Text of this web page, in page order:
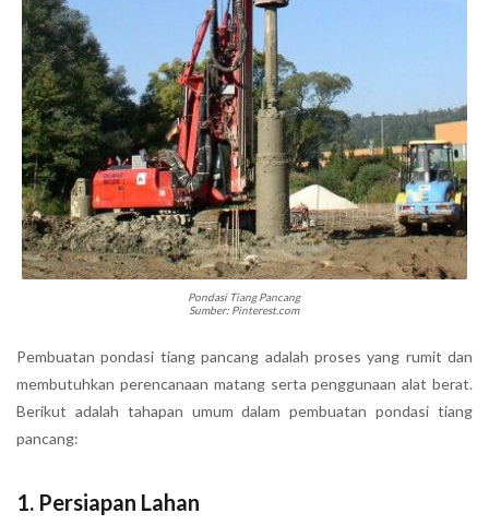
Pondasi Tiang Pancang
Sumber: Pinterest.com
Pembuatan pondasi tiang pancang adalah proses yang rumit dan
membutuhkan perencanaan matang serta penggunaan alat berat.
Berikut adalah tahapan umum dalam pembuatan pondasi tiang
pancang:
1. Persiapan Lahan